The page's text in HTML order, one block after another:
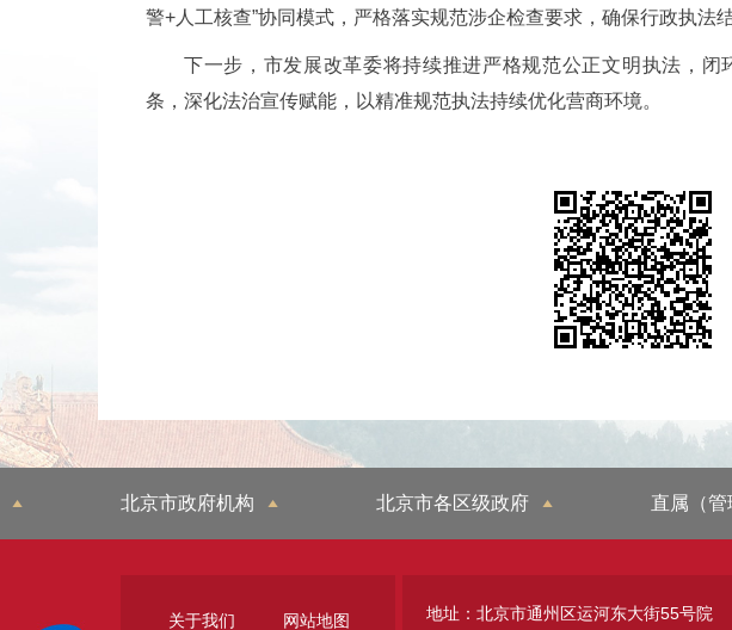
警+人工核查”协同模式，严格落实规范涉企检查要求，确保行政执法
下一步，市发展改革委将持续推进严格规范公正文明执法，
条，深化法治宣传赋能，以精准规范执法持续优化营商环境。
北京市政府机构 北京市各区级政府 直属（
关于我们 网站地图 地址：北京市通州区运河东大街55号院